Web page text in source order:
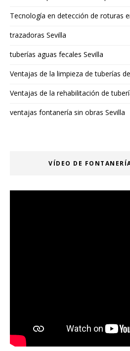
Tecnología en detección de roturas
trazadoras Sevilla
tuberías aguas fecales Sevilla
Ventajas de la limpieza de tuberías
Ventajas de la rehabilitación de
ventajas fontanería sin obras Sevilla
VÍDEO DE